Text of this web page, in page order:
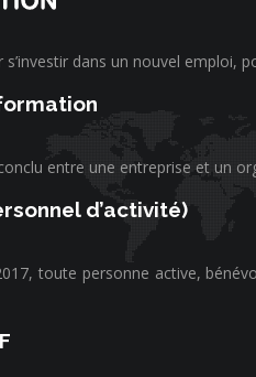
dans un nouvel emploi,
entre une entreprise et un
d’activité)
toute personne active,